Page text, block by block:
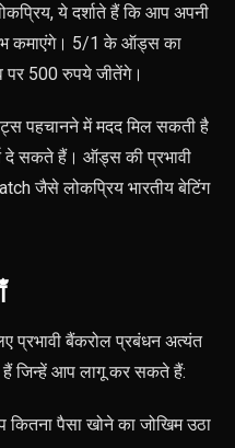
ये दर्शाते हैं कि आप अपनी
कमाएंगे। 5/1 के ऑड्स का
500 रुपये जीतेंगे।
पहचानने में मदद मिल सकती है
दे सकते हैं। ऑड्स की प्रभावी
जैसे लोकप्रिय भारतीय बेटिंग
प्रभावी बैंकरोल प्रबंधन अत्यंत
हैं जिन्हें आप लागू कर सकते हैं:
पैसा खोने का जोखिम उठा